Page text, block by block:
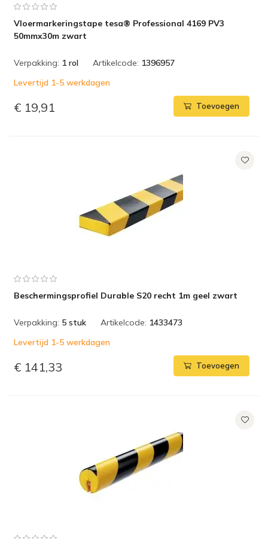
Vloermarkeringstape tesa® Professional 4169 PV3
50mmx30m zwart
Verpakking: 1 rol Artikelcode: 1396957
Levertijd 1-5 werkdagen
€ 19,91 Toevoegen
Beschermingsprofiel Durable S20 recht 1m geel zwart
Verpakking: 5 stuk Artikelcode: 1433473
Levertijd 1-5 werkdagen
€ 141,33 Toevoegen